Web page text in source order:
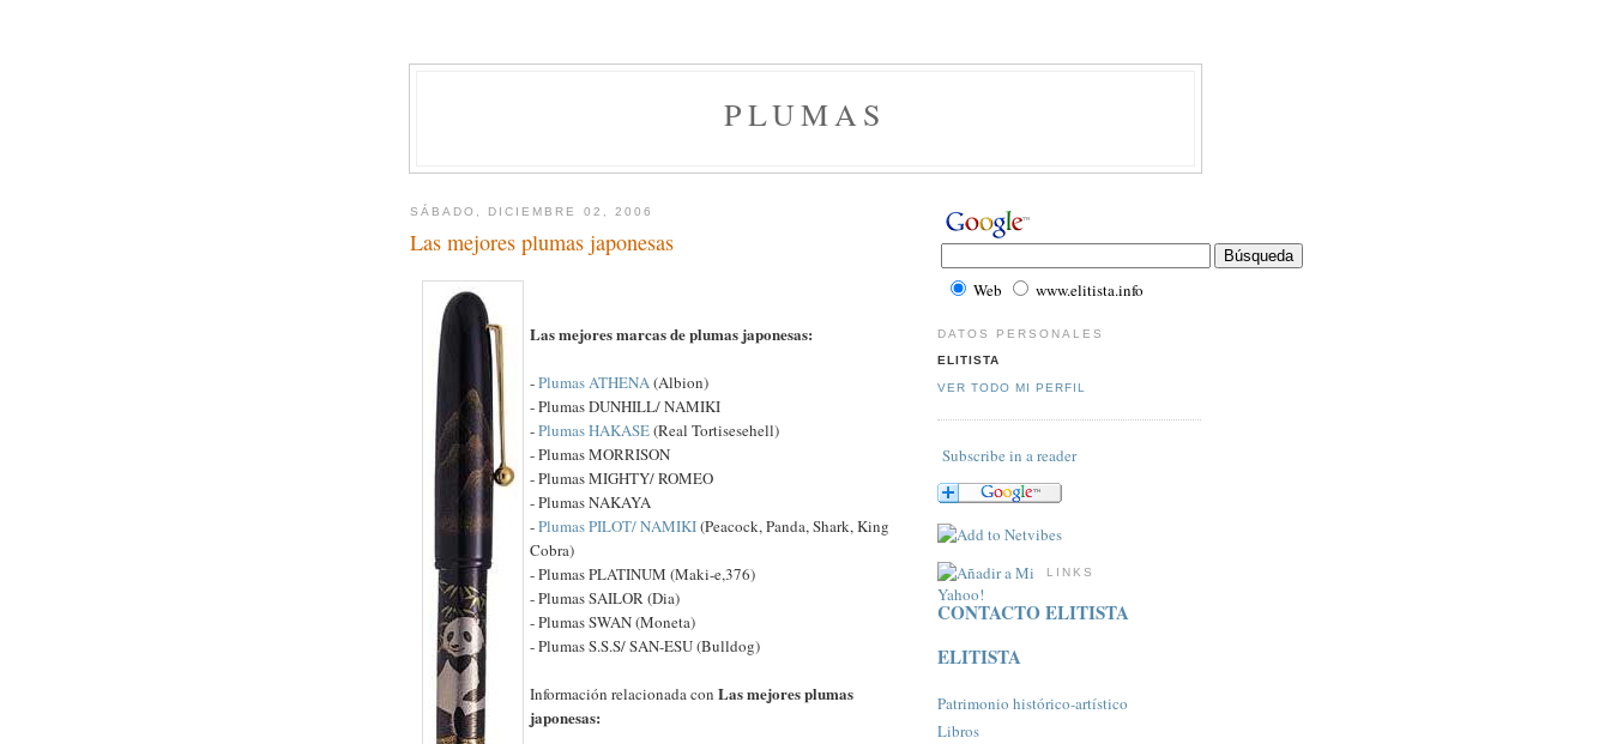
PLUMAS
SÁBADO, DICIEMBRE 02, 2006
Las mejores plumas japonesas
Las mejores marcas de plumas japonesas:
-Plumas ATHENA(Albion)
- Plumas DUNHILL/ NAMIKI
-Plumas HAKASE(Real Tortisesehell)
- Plumas MORRISON
- Plumas MIGHTY/ ROMEO
- Plumas NAKAYA
-Plumas PILOT/ NAMIKI(Peacock, Panda, Shark, King
Cobra)
- Plumas PLATINUM (Maki-e,376)
- Plumas SAILOR (Dia)
- Plumas SWAN (Moneta)
- Plumas S.S.S/ SAN-ESU (Bulldog)
Información relacionada con Las mejores plumas
japonesas:
Web www.elitista.info
DATOS PERSONALES
ELITISTA
VER TODO MI PERFIL
Subscribe in a reader
LINKS
CONTACTO ELITISTA
ELITISTA
Patrimonio histórico-artí­stico
Libros